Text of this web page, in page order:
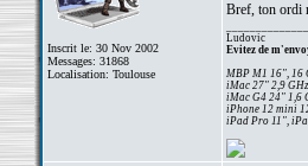
Inscrit le: 30 Nov 2002
Messages: 31868
Localisation: Toulouse
Bref, ton ordi
Ludovic
Evitez de
MBP M1 16", 16
iMac 27" 2,9
iMac G4 24" 1,6
iPhone 12 mini
iPad Pro 11",